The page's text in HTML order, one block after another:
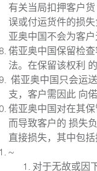
有关当局扣押客户
误或付运货件的损
亚奥中国不会为客
偌亚奥中国保留检
法。在保留该权利
偌亚奥中国只会运
支，客户需因此 向
偌亚奥中国对在其
而导致客户的 损失
直接损失，其中包
~
对于无故或因